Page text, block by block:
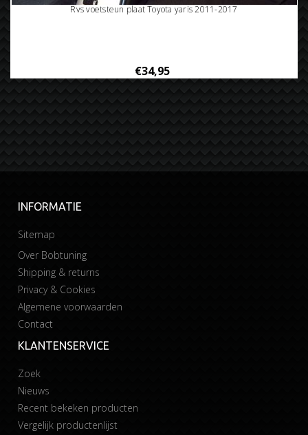
Rvs voetsteun plaat Toyota yaris 2011-2017
€34,95
INFORMATIE
Sitemap
Over Bobtuning
Shipping & returns
Privacy & Cookies
Algemene voorwaarden
Contact
KLANTENSERVICE
Zoek
Nieuws
Recent bekeken producten
Vergelijk productenlijst